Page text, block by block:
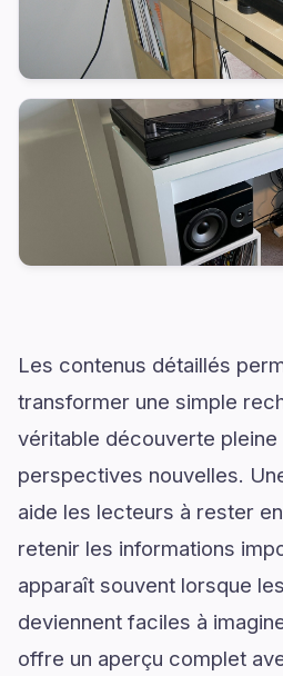
Les contenus détaillés
transformer une simple
véritable découverte pleine
perspectives nouvelles.
aide les lecteurs à rester
retenir les informations
apparaît souvent lorsque
deviennent faciles à
offre un aperçu complet